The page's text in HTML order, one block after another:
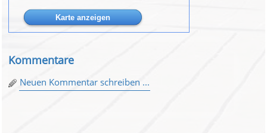
Kommentare
Neuen Kommentar schreiben ...